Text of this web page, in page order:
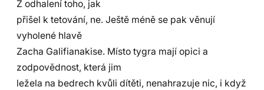
Z odhalení toho, jak
přišel k tetování, ne. Ještě méně se pak věnují
vyholené hlavě
Zacha Galifianakise. Místo tygra mají opici a
zodpovědnost, která jim
ležela na bedrech kvůli dítěti, nenahrazuje nic, i když